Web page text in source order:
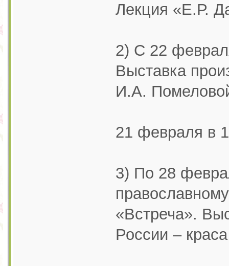
Лекция «Е.Р.
2) С 22
Выставка
И.А.
21 февраля в
3) По 28
«Встреча».
России –